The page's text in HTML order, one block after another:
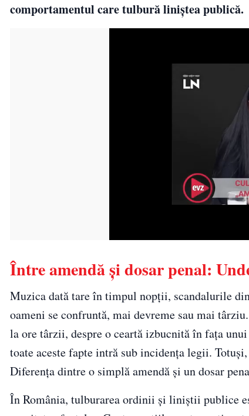
comportamentul care tulbură liniștea publică.
Între amendă și dosar penal:
Muzica dată tare în timpul nopții, scandalurile
oameni se confruntă, mai devreme sau mai
la ore târzii, despre o ceartă izbucnită în fața
toate aceste fapte intră sub incidența legii.
Diferența dintre o simplă amendă și un dosar
În România, tulburarea ordinii și liniștii publice